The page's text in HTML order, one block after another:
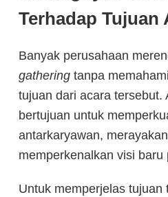
Terhadap Tujuan
Banyak perusahaan
gathering tanpa
tujuan dari acara tersebut.
bertujuan untuk
antarkaryawan,
memperkenalkan visi baru
Untuk memperjelas tujuan